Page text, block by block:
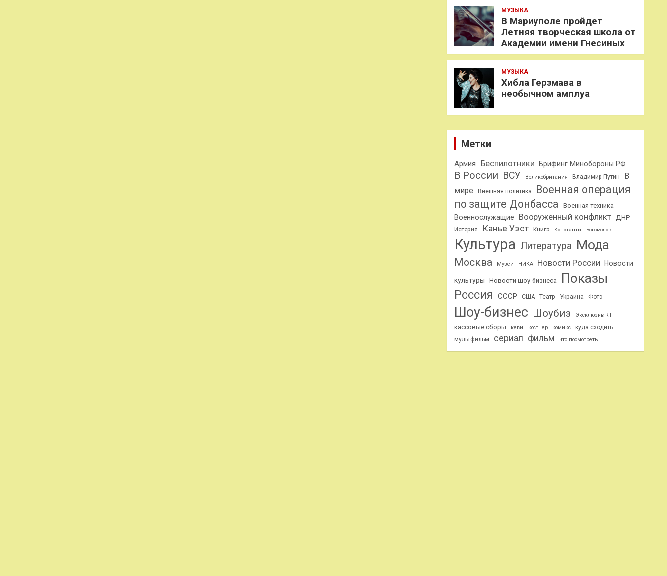
МУЗЫКА
В Мариуполе пройдет
Летняя творческая школа от
Академии имени Гнесиных
МУЗЫКА
Хибла Герзмава в
необычном амплуа
Метки
Армия Беспилотники Брифинг Минобороны РФ
В России ВСУ Великобритания Владимир Путин
В
мире
Внешняя политика
Военная операция
по защите Донбасса
Военная техника
Военнослужащие Вооруженный конфликт ДНР
История Канье Уэст Книга Константин Богомолов
Культура Литература Мода
Москва Музеи НИКА Новости России Новости
культуры Новости шоу-бизнеса Показы
Россия СССР США Театр Украина Фото
Шоу-бизнес Шоубиз Эксклюзив RT
кассовые сборы кевин костнер комикс
куда сходить
мультфильм
сериал фильм что посмотреть